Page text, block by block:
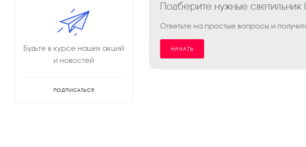
Подберите нужные светильник
Ответьте на простые вопросы и
НАЧАТЬ
Будьте в курсе наших акций
и новостей
ПОДПИСАТЬСЯ